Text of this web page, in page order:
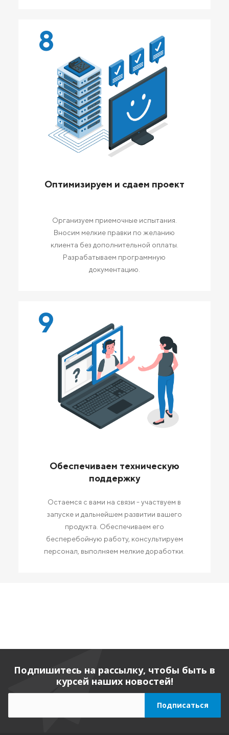
8
Оптимизируем и сдаем проект
Организуем приемочные испытания.
Вносим мелкие правки по желанию
клиента без дополнительной оплаты.
Разрабатываем программную
документацию.
9
Обеспечиваем техническую
поддержку
Остаемся с вами на связи - участвуем в
запуске и дальнейшем развитии вашего
продукта. Обеспечиваем его
бесперебойную работу, консультируем
персонал, выполняем мелкие доработки.
Подпишитесь на рассылку, чтобы быть в
курсей наших новостей!